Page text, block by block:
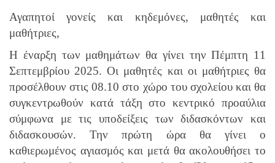
Αγαπητοί γονείς και κηδεμόνες, μαθητές και
μαθήτριες,
Η έναρξη των μαθημάτων θα γίνει την Πέμπτη 11
Σεπτεμβρίου 2025. Οι μαθητές και οι μαθήτριες θα
προσέλθουν στις08.10 στο χώρο του σχολείου και θα
συγκεντρωθούν κατά τάξηστο κεντρικόπροαύλια
σύμφωνα με τις υποδείξεις των διδασκόντων και
διδασκουσών. Την πρώτη ώρα θα γίνει ο
καθιερωμένος αγιασμός και μετά θα ακολουθήσει το